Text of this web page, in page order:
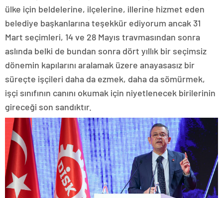
ülke için beldelerine, ilçelerine, illerine hizmet eden
belediye başkanlarına teşekkür ediyorum ancak 31
Mart seçimleri, 14 ve 28 Mayıs travmasından sonra
aslında belki de bundan sonra dört yıllık bir seçimsiz
dönemin kapılarını aralamak üzere anayasasız bir
süreçte işçileri daha da ezmek, daha da sömürmek,
işçi sınıfının canını okumak için niyetlenecek birilerinin
gireceği son sandıktır.